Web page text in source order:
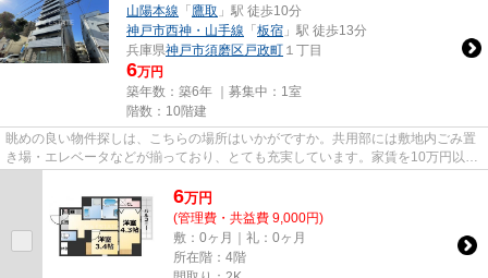
山陽本線 「 鷹取 」駅 徒歩10分
神戸市西神・山手線 「 板宿 」駅 徒歩13分
兵庫県神戸市須磨区 戸政町 １丁目
6万円
築年数：築6年 ｜募集中： 1室
階数：10階建
眺めの良い物件探しは、こちらの場所はいかがですか。共用部には敷地内ごみ置
き場・エレベータなどが揃っており、とても充実しています。家賃を10万円以下
6万円
(管理費・共益費 9,000円)
敷：0ヶ月｜礼：0ヶ月
所在階：4階